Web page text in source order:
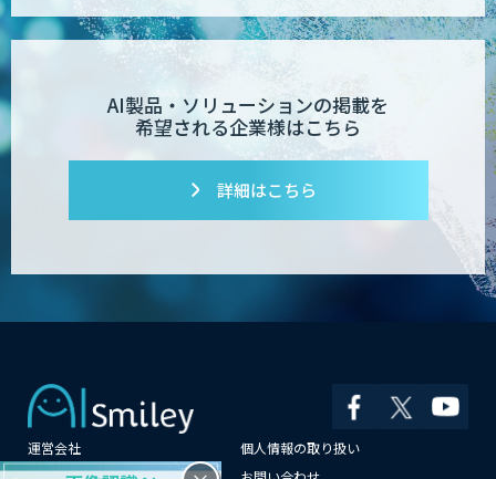
デジパーク
デジフロー
大型車専用 巻き込み警告システム SEES-
1000シリーズ
AI製品・ソリューションの掲載を
希望される企業様はこちら
詳細はこちら
運営会社
個人情報の取り扱い